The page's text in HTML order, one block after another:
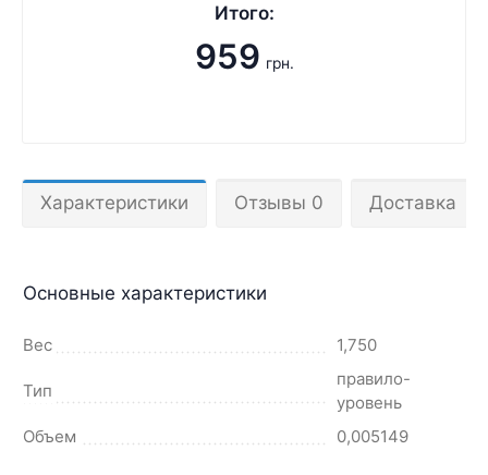
Итого:
959 грн.
Характеристики Отзывы 0 Доставка
Основные характеристики
Вес 1,750
Тип
правило-
уровень
Объем
0,005149